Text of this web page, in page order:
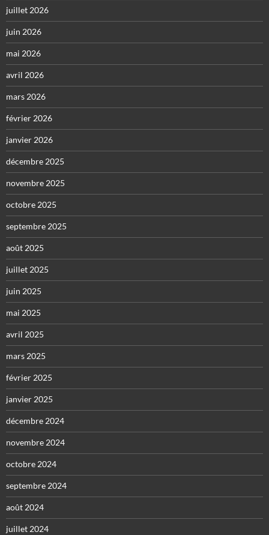
juillet 2026
juin 2026
mai 2026
avril 2026
mars 2026
février 2026
janvier 2026
décembre 2025
novembre 2025
octobre 2025
septembre 2025
août 2025
juillet 2025
juin 2025
mai 2025
avril 2025
mars 2025
février 2025
janvier 2025
décembre 2024
novembre 2024
octobre 2024
septembre 2024
août 2024
juillet 2024